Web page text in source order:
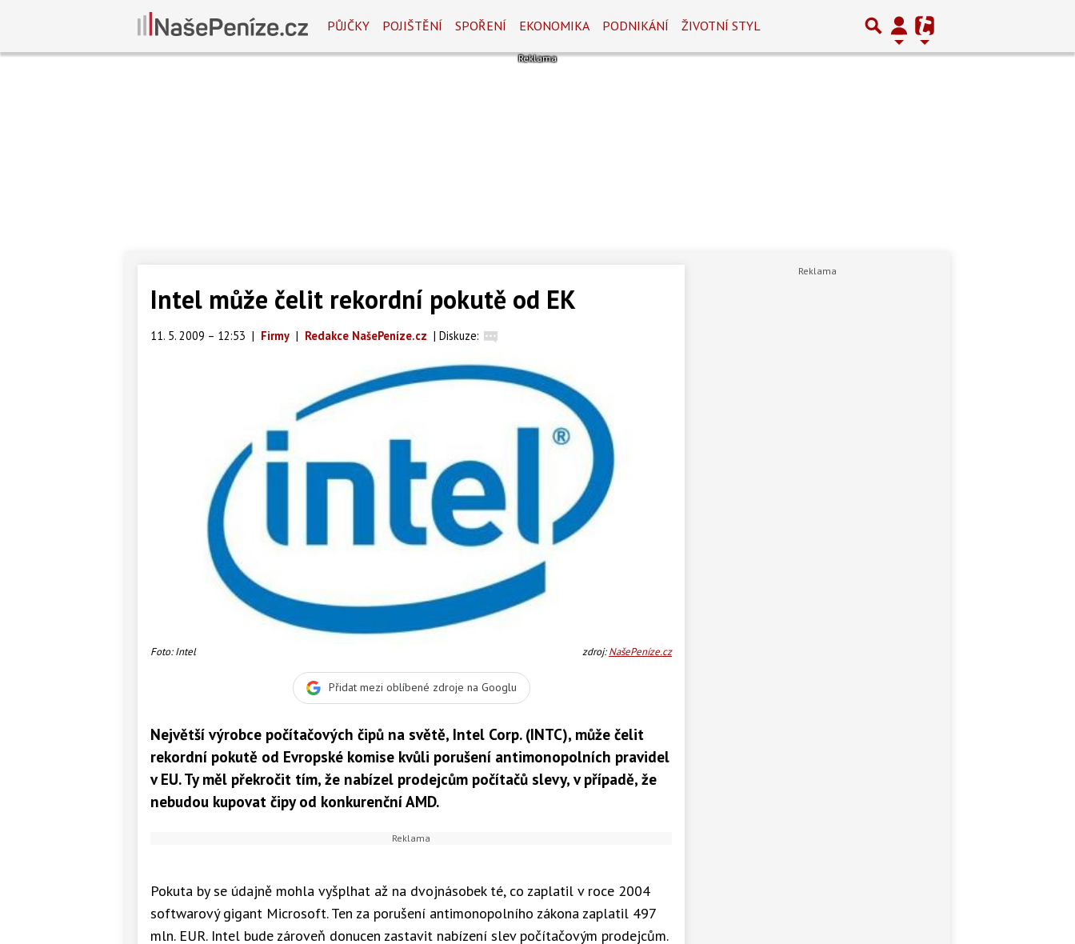
PŮJČKY POJIŠTĚNÍ SPOŘENÍ EKONOMIKA PODNIKÁNÍ ŽIVOTNÍ STYL
Intel může čelit rekordní pokutě od EK
11. 5. 2009 – 12:53 | Firmy | Redakce NašePeníze.cz | Diskuze:
Foto: Intel zdroj:NašePeníze.cz
Přidat mezi oblíbené zdroje na Googlu
Největší výrobce počítačových čipů na světě, Intel Corp. (INTC), může čelit
rekordní pokutě od Evropské komise kvůli porušení antimonopolních pravidel
v EU. Ty měl překročit tím, že nabízel prodejcům počítačů slevy, v případě, že
nebudou kupovat čipy od konkurenční AMD.
Pokuta by se údajně mohla vyšplhat až na dvojnásobek té, co zaplatil v roce 2004
softwarový gigant Microsoft. Ten za porušení antimonopolního zákona zaplatil 497
mln. EUR. Intel bude zároveň donucen zastavit nabízení slev počítačovým prodejcům.